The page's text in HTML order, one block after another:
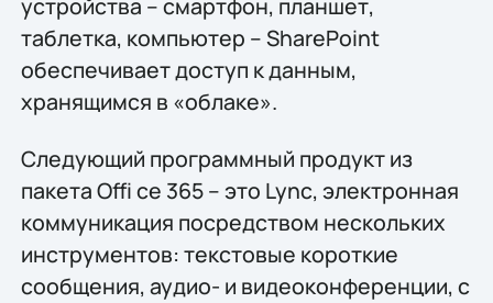
устройства – смартфон, планшет,
таблетка, компьютер – SharePoint
обеспечивает доступ к данным,
хранящимся в «облаке».
Следующий программный продукт из
пакета Offi ce 365 – это Lync, электронная
коммуникация посредством нескольких
инструментов: текстовые короткие
сообщения, аудио- и видеоконференции, с